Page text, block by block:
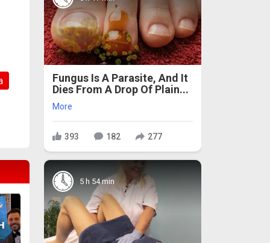
Fungus Is A Parasite, And It
Dies From A Drop Of Plain...
More
393 182 277
5 h 54 min